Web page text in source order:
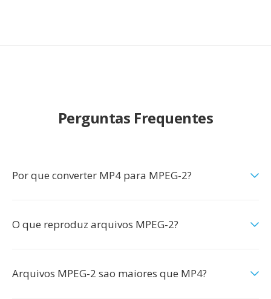
Perguntas Frequentes
Por que converter MP4 para MPEG-2?
O que reproduz arquivos MPEG-2?
Arquivos MPEG-2 sao maiores que MP4?